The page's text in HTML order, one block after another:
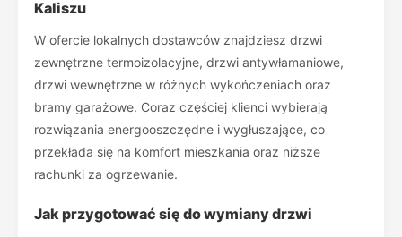
Kaliszu
W ofercie lokalnych dostawców znajdziesz drzwi
zewnętrzne termoizolacyjne, drzwi antywłamaniowe,
drzwi wewnętrzne w różnych wykończeniach oraz
bramy garażowe. Coraz częściej klienci wybierają
rozwiązania energooszczędne i wygłuszające, co
przekłada się na komfort mieszkania oraz niższe
rachunki za ogrzewanie.
Jak przygotować się do wymiany drzwi